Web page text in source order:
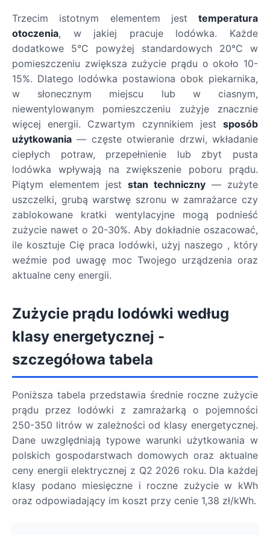
Trzecim istotnym elementem jest temperatura
otoczenia, w jakiej pracuje lodówka. Każde
dodatkowe 5°C powyżej standardowych 20°C w
pomieszczeniu zwiększa zużycie prądu o około 10-
15%. Dlatego lodówka postawiona obok piekarnika,
w słonecznym miejscu lub w ciasnym,
niewentylowanym pomieszczeniu zużyje znacznie
więcej energii. Czwartym czynnikiem jest sposób
użytkowania — częste otwieranie drzwi, wkładanie
ciepłych potraw, przepełnienie lub zbyt pusta
lodówka wpływają na zwiększenie poboru prądu.
Piątym elementem jest stan techniczny — zużyte
uszczelki, grubą warstwę szronu w zamrażarce czy
zablokowane kratki wentylacyjne mogą podnieść
zużycie nawet o 20-30%. Aby dokładnie oszacować,
ile kosztuje Cię praca lodówki, użyj naszego , który
weźmie pod uwagę moc Twojego urządzenia oraz
aktualne ceny energii.
Zużycie prądu lodówki według
klasy energetycznej -
szczegółowa tabela
Poniższa tabela przedstawia średnie roczne zużycie
prądu przez lodówki z zamrażarką o pojemności
250-350 litrów w zależności od klasy energetycznej.
Dane uwzględniają typowe warunki użytkowania w
polskich gospodarstwach domowych oraz aktualne
ceny energii elektrycznej z Q2 2026 roku. Dla każdej
klasy podano miesięczne i roczne zużycie w kWh
oraz odpowiadający im koszt przy cenie 1,38 zł/kWh.